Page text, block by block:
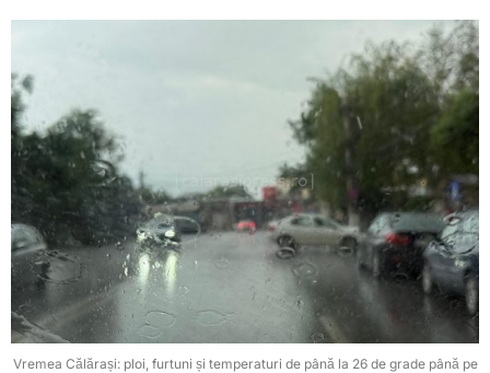
Vremea Călărași: ploi, furtuni și temperaturi de până la 26 de grade până pe